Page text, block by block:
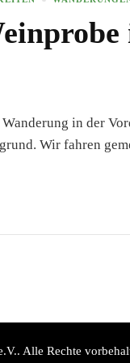
in der
Wir fahren
. Alle Rechte